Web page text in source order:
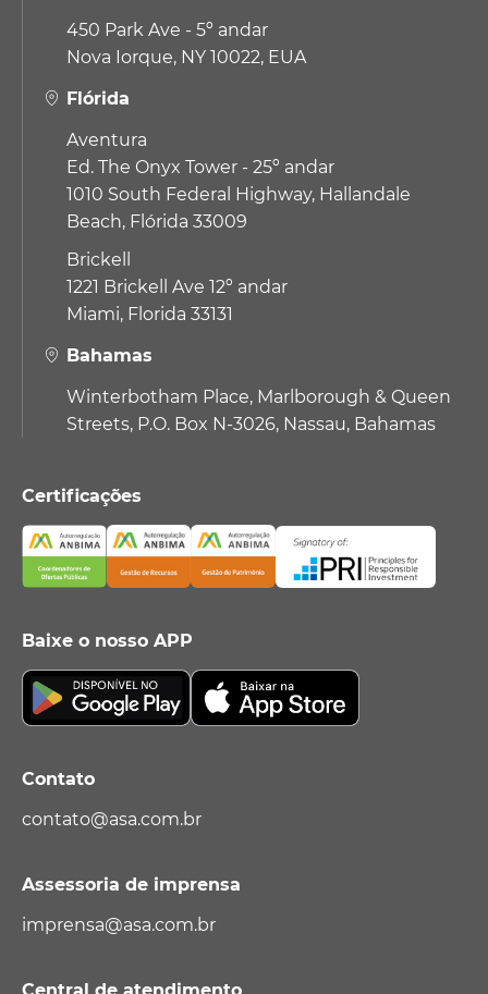
450 Park Ave - 5º andar
Nova Iorque, NY 10022, EUA
Flórida
Aventura
Ed. The Onyx Tower - 25º andar
1010 South Federal Highway, Hallandale
Beach, Flórida 33009
Brickell
1221 Brickell Ave 12º andar
Miami, Florida 33131
Bahamas
Winterbotham Place, Marlborough & Queen
Streets, P.O. Box N-3026, Nassau, Bahamas
Certificações
Baixe o nosso APP
Contato
contato@asa.com.br
Assessoria de imprensa
imprensa@asa.com.br